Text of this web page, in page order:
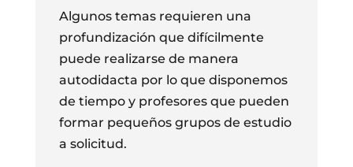
Algunos temas requieren una
profundización que difícilmente
puede realizarse de manera
autodidacta por lo que disponemos
de tiempo y profesores que pueden
formar pequeños grupos de estudio
a solicitud.